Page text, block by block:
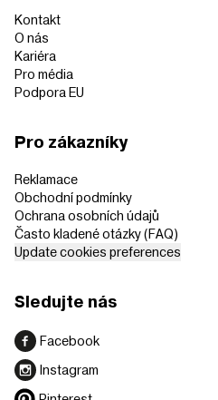
Kontakt
O nás
Kariéra
Pro média
Podpora EU
Pro zákazníky
Reklamace
Obchodní podmínky
Ochrana osobních údajů
Často kladené otázky (FAQ)
Update cookies preferences
Sledujte nás
Facebook
Instagram